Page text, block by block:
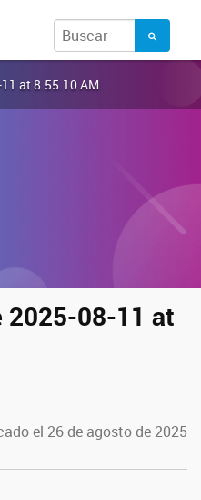
at 8.55.10 AM
2025-08-11 at
el 26 de agosto de 2025